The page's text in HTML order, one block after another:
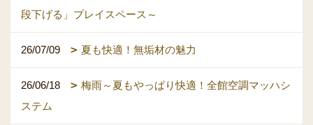
段下げる」プレイスペース～
26/07/09 夏も快適！無垢材の魅力
26/06/18
梅雨～夏もやっぱり快適！全館空調マッハシ
ステム